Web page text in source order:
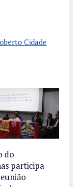
Cidade
do
participa